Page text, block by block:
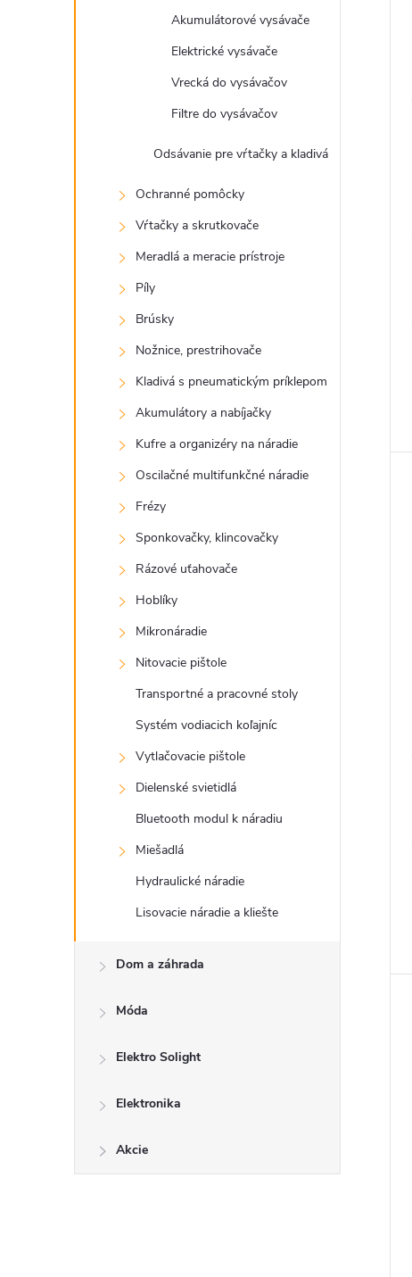
Akumulátorové vysávače
Elektrické vysávače
Vrecká do vysávačov
Filtre do vysávačov
Odsávanie pre vŕtačky a kladivá
Ochranné pomôcky
Vŕtačky a skrutkovače
Meradlá a meracie prístroje
Píly
Brúsky
Nožnice, prestrihovače
Kladivá s pneumatickým príklepom
Akumulátory a nabíjačky
Kufre a organizéry na náradie
Oscilačné multifunkčné náradie
Frézy
Sponkovačky, klincovačky
Rázové uťahovače
Hoblíky
Mikronáradie
Nitovacie pištole
Transportné a pracovné stoly
Systém vodiacich koľajníc
Vytlačovacie pištole
Dielenské svietidlá
Bluetooth modul k náradiu
Miešadlá
Hydraulické náradie
Lisovacie náradie a kliešte
Dom a záhrada
Móda
Elektro Solight
Elektronika
Akcie
o
t